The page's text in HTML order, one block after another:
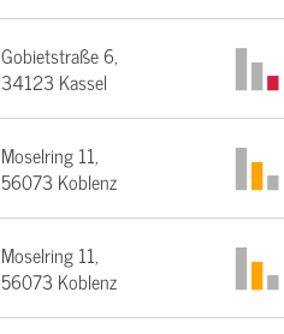
Gobietstraße 6,
34123 Kassel
Moselring 11,
56073 Koblenz
Moselring 11,
56073 Koblenz